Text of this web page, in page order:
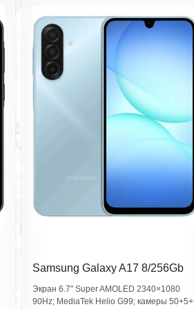
Samsung Galaxy A17 8/256Gb
Light Blue SM-A175FLBOSKZ
Экран 6.7" Super AMOLED 2340×1080
90Hz; MediaTek Helio G99; камеры